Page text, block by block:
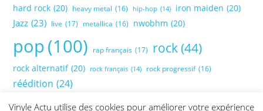
hard rock (20) heavy metal (16) hip-hop (14) iron maiden (20)
Jazz (23) live (17) metallica (16) nwobhm (20)
pop(100) rap français (17) rock(44)
rock alternatif (20) rock français (14) rock progressif (16)
réédition (24)
Vinyle Actu utilise des cookies pour améliorer votre expérience